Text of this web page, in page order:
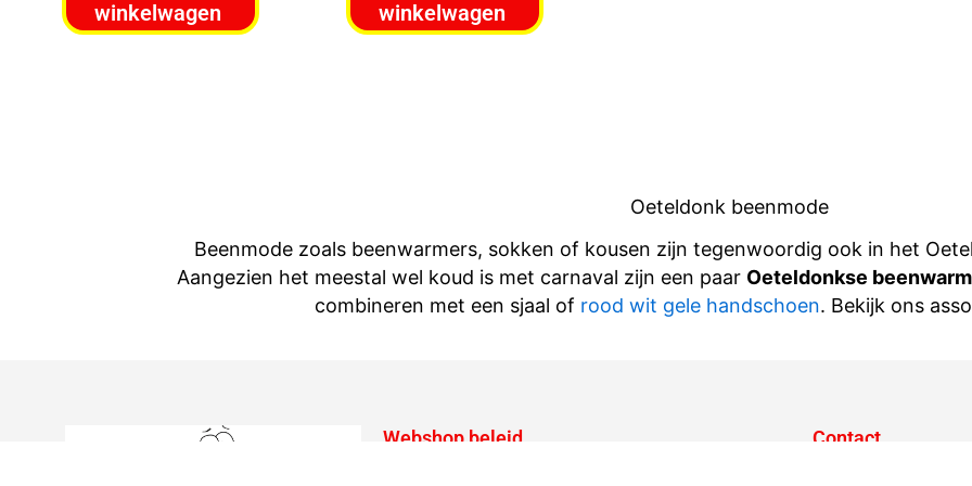
winkelwagen
winkelwagen
Oeteldonk beenmode
Beenmode zoals beenwarmers, sokken of kousen zijn tegenwoordig ook in het
Aangezien het meestal wel koud is met carnaval zijn een paar Oeteldonkse
combineren met een sjaal of rood wit gele handschoen. Bekijk ons
Webshop beleid Contact